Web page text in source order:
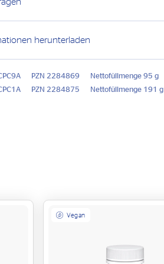
herunterladen
PZN 2284869
Nettofüllmenge 95 g
PZN 2284875 Nettofüllmenge 191 g
Vegan